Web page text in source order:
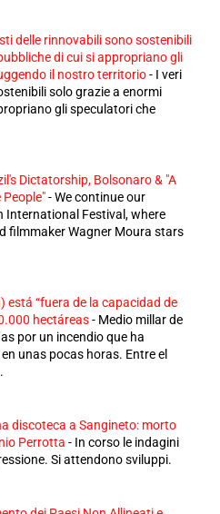
delle rinnovabili sono sostenibili
di cui si appropriano gli
il nostro territorio- I veri
solo grazie a enormi
gli speculatori che
Dictatorship, Bolsonaro & "A
-We continue our
International Festival, where
filmmaker Wagner Moura stars
está “fuera de la capacidad de
hectáreas- Medio millar de
por un incendio que ha
unas pocas horas. Entre el
discoteca a Sangineto: morto
Perrotta - In corso le indagini
Si attendono sviluppi.